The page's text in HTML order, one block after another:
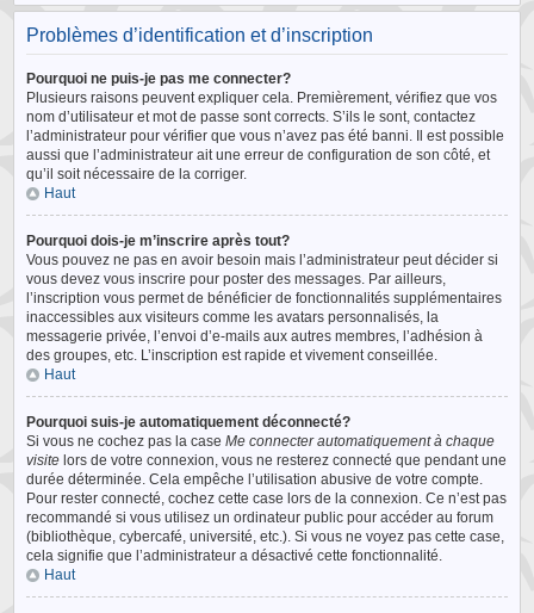
Problèmes d’identification et d’inscription
Pourquoi ne puis-je pas me connecter?
Plusieurs raisons peuvent expliquer cela. Premièrement, vérifiez que vos
nom d’utilisateur et mot de passe sont corrects. S’ils le sont, contactez
l’administrateur pour vérifier que vous n’avez pas été banni. Il est possible
aussi que l’administrateur ait une erreur de configuration de son côté, et
qu’il soit nécessaire de la corriger.
Haut
Pourquoi dois-je m’inscrire après tout?
Vous pouvez ne pas en avoir besoin mais l’administrateur peut décider si
vous devez vous inscrire pour poster des messages. Par ailleurs,
l’inscription vous permet de bénéficier de fonctionnalités supplémentaires
inaccessibles aux visiteurs comme les avatars personnalisés, la
messagerie privée, l’envoi d’e-mails aux autres membres, l’adhésion à
des groupes, etc. L’inscription est rapide et vivement conseillée.
Haut
Pourquoi suis-je automatiquement déconnecté?
Si vous ne cochez pas la caseMe connecter automatiquement à chaque
visite lors de votre connexion, vous ne resterez connecté que pendant une
durée déterminée. Cela empêche l’utilisation abusive de votre compte.
Pour rester connecté, cochez cette case lors de la connexion. Ce n’est pas
recommandé si vous utilisez un ordinateur public pour accéder au forum
(bibliothèque, cybercafé, université, etc.). Si vous ne voyez pas cette case,
cela signifie que l’administrateur a désactivé cette fonctionnalité.
Haut